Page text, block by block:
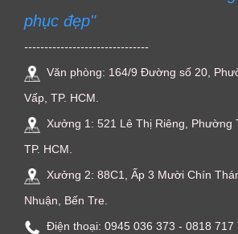
phục đẹp"
-------------------------------
Văn phòng: 164/9 Đường số 20,
Vấp, TP. HCM.
Xưởng 1: 521 Lê Thị Riêng, Phường
TP. HCM.
Xưởng 2: 88C1, Ấp 3 Mười Chín
Nhuận, Bến Tre.
Điện thoại: ‭0945 036 373‬ - 0818 717